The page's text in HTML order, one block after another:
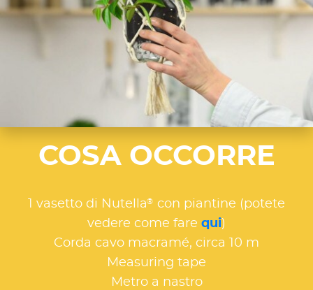
COSA OCCORRE
1 vasetto di Nutella® con piantine (potete
vedere come fare qui)
Corda cavo macramé, circa 10 m
Measuring tape
Metro a nastro